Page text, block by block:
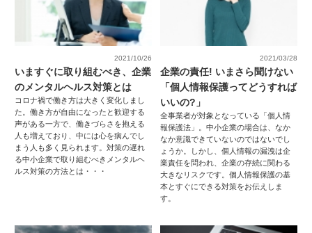
2021/10/26
いますぐに取り組むべき、企業
のメンタルヘルス対策とは
コロナ禍で働き方は大きく変化しまし
た。働き方が自由になったと歓迎する
声がある一方で、働きづらさを抱える
人も増えており、中には心を病んでし
まう人も多く見られます。対策の遅れ
る中小企業で取り組むべきメンタルヘ
ルス対策の方法とは・・・
2021/03/28
企業の責任! いまさら聞けない
「個人情報保護ってどうすれば
いいの?」
全事業者が対象となっている「個人情
報保護法」。中小企業の場合は、なか
なか意識できていないのではないでし
ょうか。しかし、個人情報の漏洩は企
業責任を問われ、企業の存続に関わる
大きなリスクです。個人情報保護の基
本とすぐにできる対策をお伝えしま
す。